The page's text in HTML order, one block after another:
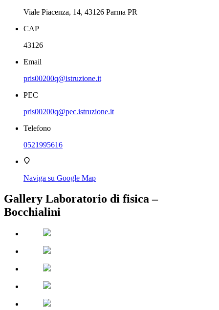
Viale Piacenza, 14, 43126 Parma PR
CAP
43126
Email
pris00200q@istruzione.it
PEC
pris00200q@pec.istruzione.it
Telefono
0521995616
Naviga su Google Map
Gallery Laboratorio di fisica –
Bocchialini